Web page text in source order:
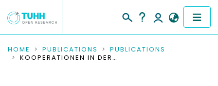
COMMUNITIES & COLLECTIONS
HOME PUBLICATIONS
PUBLICATIONS
KOOPERATIONEN IN DER AUTOMOBILINDUSTRIE UND REGIONALE NETZWERKE AUS GEWERKSCHAFTLICHER PERSPEKTIVE